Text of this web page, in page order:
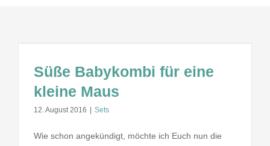
Süße Babykombi für eine
kleine Maus
12. August 2016 Sets
Wie schon angekündigt, möchte ich Euch nun die